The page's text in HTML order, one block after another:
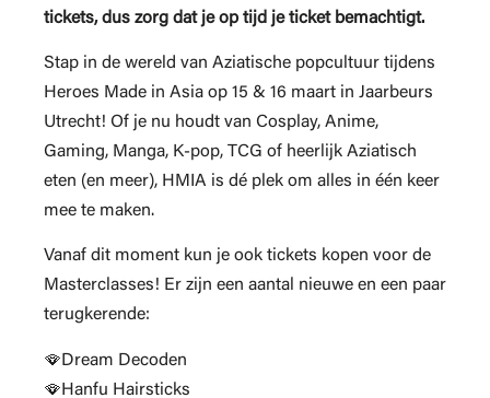
tickets, dus zorg dat je op tijd je ticket bemachtigt.
Stap in de wereld van Aziatische popcultuur tijdens
Heroes Made in Asia op 15 & 16 maart in Jaarbeurs
Utrecht! Of je nu houdt van Cosplay, Anime,
Gaming, Manga, K-pop, TCG of heerlijk Aziatisch
eten (en meer), HMIA is dé plek om alles in één keer
mee te maken.
Vanaf dit moment kun je ook tickets kopen voor de
Masterclasses! Er zijn een aantal nieuwe en een paar
terugkerende:
🪭Dream Decoden
🪭Hanfu Hairsticks